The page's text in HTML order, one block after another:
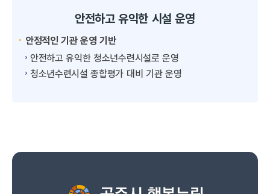
안전하고 유익한 시설 운영
안정적인 기관 운영 기반
안전하고 유익한 청소년수련시설로 운영
청소년수련시설 종합평가 대비 기관 운영